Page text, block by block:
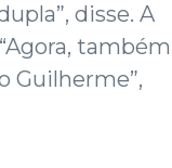
disse. A
também
Guilherme”,